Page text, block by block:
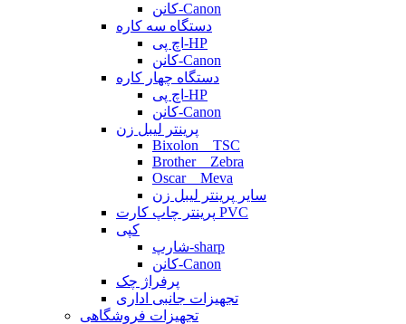
کانن-Canon
دستگاه سه کاره
اچ پی-HP
کانن-Canon
دستگاه چهار کاره
اچ پی-HP
کانن-Canon
پرینتر لیبل زن
Bixolon _ TSC
Brother _ Zebra
Oscar _ Meva
سایر پرینتر لیبل زن
پرینتر چاپ کارت PVC
کپی
شارپ-sharp
کانن-Canon
پرفراژ چک
تجهیزات جانبی اداری
تجهیزات فروشگاهی